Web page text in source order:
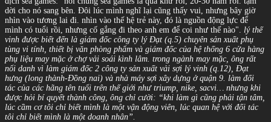
dời cho nó sang bên. Đôi lúc mình nghĩ lại cũng thấy vui, nhưng bây giờ
nhìn vào tương lai đi. nhìn vào thế hệ trẻ này, đó là nguồn động lực để
mình có tuổi rồi, nhưng cố gắng đi theo anh em để coi như thế nào". lý thế
vinh được biết đến là giám đốc công ty lý Đạt (q.5) chuyên sản xuất phụ
tùng vi tính, thiết bị văn phòng phẩm và giám đốc của hệ thống 6 cửa hàng
phụ liệu may mặc ở chợ vải soái kình lâm. trong ngành may mặc, ông rất
nổi danh vì làm giám đốc 2 công ty sản xuất vải sợi lý vinh (q.12), Đạt
hưng (long thành-Đồng nai) và nhà máy sợi xây dựng ở quận 9. làm đối
tác của các hãng tên tuổi trên thế giới như triump, nike, sacvi… nhưng khi
được hỏi bí quyết thành công, ông chỉ cười: “khi làm gì cũng phải tận tâm,
lúc cầm cơ tôi chỉ biết mình là một vận động viên, lúc quan hệ với đối tác
tôi chỉ biết mình là một doanh nhân”.